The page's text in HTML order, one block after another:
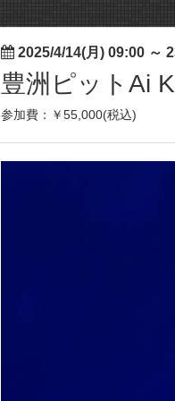
2025/4/14(月) 09:00 ～
豊洲ピットAi
参加費：￥55,000(税込)